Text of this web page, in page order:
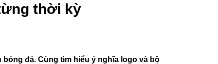
thời kỳ
đá. Cùng tìm hiểu ý nghĩa logo và bộ